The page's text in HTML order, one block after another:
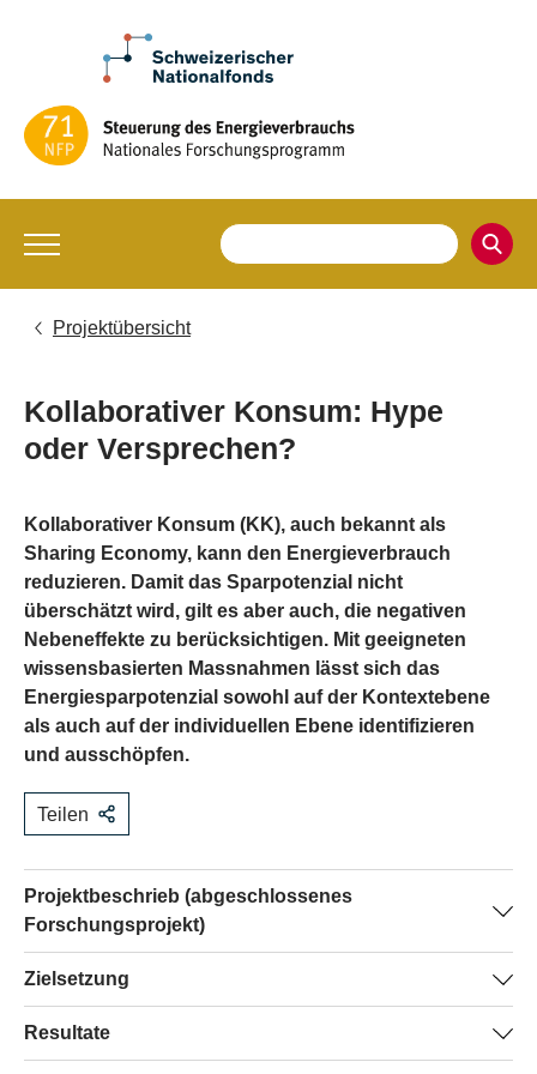
Projektübersicht
Kollaborativer Konsum: Hype
oder Versprechen?
Kollaborativer Konsum (KK), auch bekannt als
Sharing Economy, kann den Energieverbrauch
reduzieren. Damit das Sparpotenzial nicht
überschätzt wird, gilt es aber auch, die negativen
Nebeneffekte zu berücksichtigen. Mit geeigneten
wissensbasierten Massnahmen lässt sich das
Energiesparpotenzial sowohl auf der Kontextebene
als auch auf der individuellen Ebene identifizieren
und ausschöpfen.
Teilen
Projektbeschrieb (abgeschlossenes
Forschungsprojekt)
In der aktuellen öffentlichen Debatte, wird KK oft mit
Energiesparen in Verbindung gebracht. Die Forschung
zur Nachhaltigkeit von KK hat sich jedoch noch kaum mit
dieser Frage befasst. Deshalb ist noch nicht geklärt, ob
Zielsetzung
Das Projekt analysierte das Energiesparpotenzial von KK
unter Berücksichtigung möglicher negativer
Resultate